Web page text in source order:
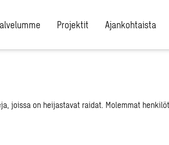
Projektit Ajankohtaista